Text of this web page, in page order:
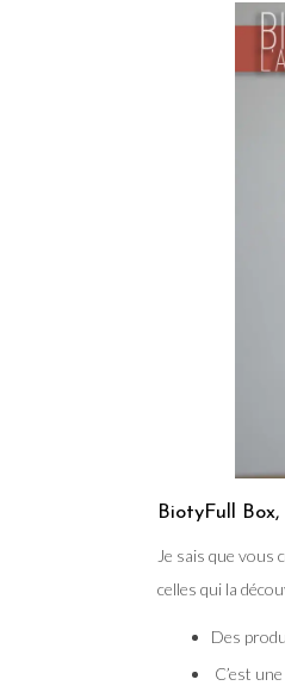
BiotyFull
Je sais que vous
celles qui la
Des
C’est